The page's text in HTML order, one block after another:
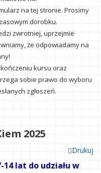
na tej stronie. Prosimy
dorobku.
zwrotniej, uprzejmie
że odpowiadamy na
kursu oraz
sobie prawo do wyboru
zgłoszeń.
2025
Drukuj
lat do udziału w